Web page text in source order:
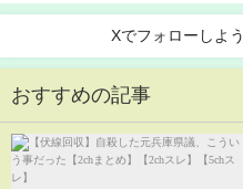
Xでフォローしよう
おすすめの記事